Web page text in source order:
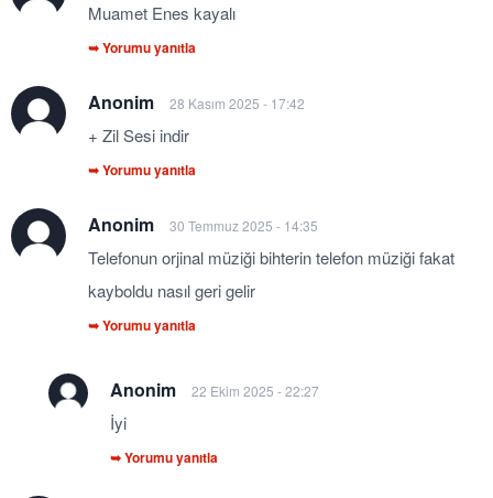
Muamet Enes kayalı
➥ Yorumu yanıtla
Anonim 28 Kasım 2025 - 17:42
+ Zil Sesi indir
➥ Yorumu yanıtla
Anonim 30 Temmuz 2025 - 14:35
Telefonun orjinal müziği bihterin telefon müziği fakat
kayboldu nasıl geri gelir
➥ Yorumu yanıtla
Anonim 22 Ekim 2025 - 22:27
İyi
➥ Yorumu yanıtla